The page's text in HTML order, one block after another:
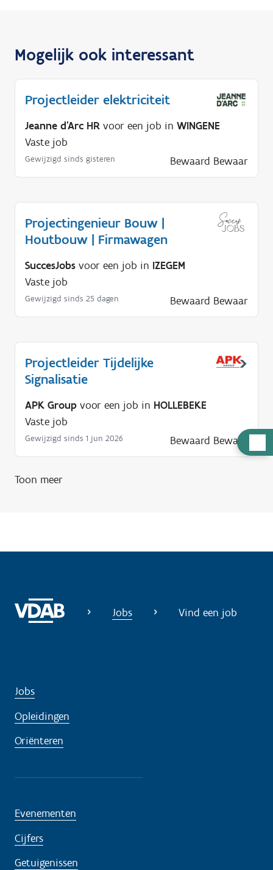
u
Mogelijk ook interessant
Projectleider elektriciteit
Jeanne d'Arc HR voor een job in WINGENE
Vaste job
Gewijzigd sinds gisteren Bewaard Bewaar
Projectingenieur Bouw |
Houtbouw | Firmawagen
SuccesJobs voor een job in IZEGEM
Vaste job
Gewijzigd sinds 25 dagen Bewaard Bewaar
Projectleider Tijdelijke
Signalisatie
APK Group voor een job in HOLLEBEKE
Vaste job
Gewijzigd sinds 1 jun 2026 Bewaard Bewaar
Toon meer
Jobs Vind een job
Jobs
Opleidingen
Oriënteren
Evenementen
Cijfers
Getuigenissen